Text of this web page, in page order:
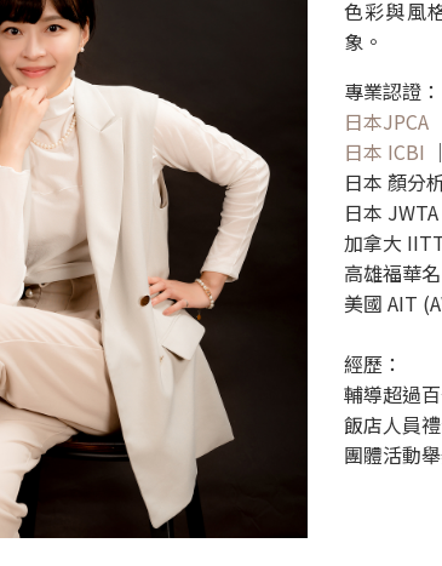
色彩與風
象。
專業認證：
日本JPCA
日本 ICBI
日本 顏分
日本
加拿大
高雄福華
美國 AIT
經歷：
輔導超過
飯店人員
團體活動